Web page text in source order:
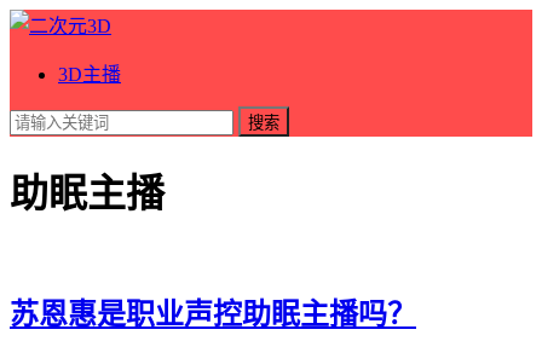
3D主播
搜索
助眠主播
苏恩惠是职业声控助眠主播吗？